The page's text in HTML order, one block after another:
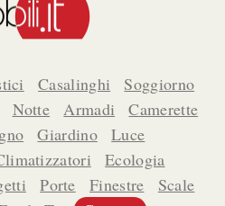
Casalinghi
Soggiorno
Notte Armadi
Camerette
Giardino
Luce
Ecologia
Porte Finestre
Scale